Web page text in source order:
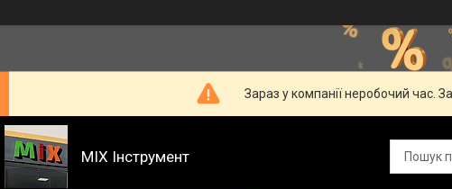
Зараз у компанії неробочий час.
MIX Інструмент